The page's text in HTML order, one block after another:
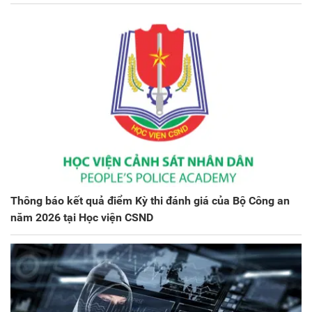
Thông báo kết quả điểm Kỳ thi đánh giá của Bộ Công an
năm 2026 tại Học viện CSND